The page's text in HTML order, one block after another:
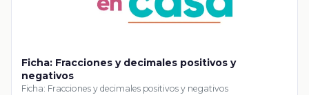
Ficha: Fracciones y decimales positivos y
negativos
Ficha: Fracciones y decimales positivos y negativos